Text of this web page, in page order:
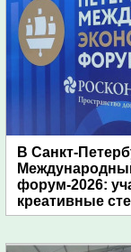
В Санкт-
форум-2026:
креативные